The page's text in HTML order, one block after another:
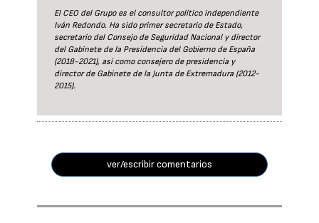
El CEO del Grupo es el consultor político independiente
Iván Redondo. Ha sido primer secretario de Estado,
secretario del Consejo de Seguridad Nacional y director
del Gabinete de la Presidencia del Gobierno de España
(2018-2021), así como consejero de presidencia y
director de Gabinete de la Junta de Extremadura (2012-
2015).
ver/escribir comentarios